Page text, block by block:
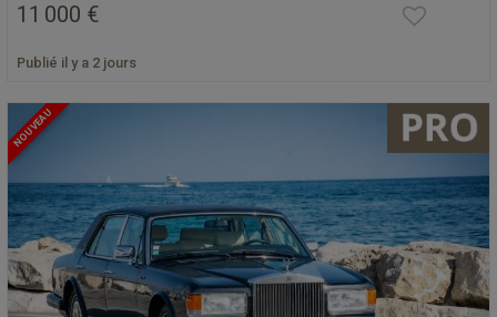
11 000 €
Publié il y a 2 jours
NOUVEAU